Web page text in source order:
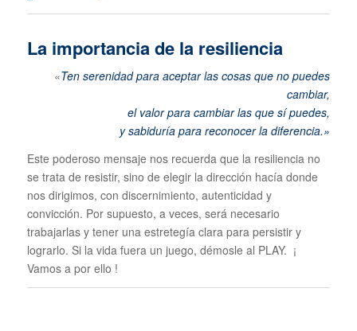
La importancia de la resiliencia
«Ten serenidad para aceptar las cosas que no puedes
cambiar,
el valor para cambiar las que sí puedes,
y sabiduría para reconocer la diferencia.»
Este poderoso mensaje nos recuerda que la resiliencia no
se trata de resistir, sino de elegir la dirección hacía donde
nos dirigimos, con discernimiento, autenticidad y
convicción. Por supuesto, a veces, será necesario
trabajarlas y tener una estretegía clara para persistir y
lograrlo. Si la vida fuera un juego, démosle al PLAY. ¡
Vamos a por ello !